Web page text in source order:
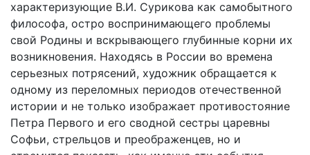
характеризующие В.И. Сурикова как самобытного
философа, остро воспринимающего проблемы
свой Родины и вскрывающего глубинные корни их
возникновения. Находясь в России во времена
серьезных потрясений, художник обращается к
одному из переломных периодов отечественной
истории и не только изображает противостояние
Петра Первого и его сводной сестры царевны
Софьи, стрельцов и преображенцев, но и